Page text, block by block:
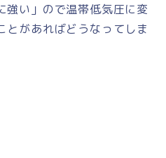
強い」ので温帯低気圧に変
があればどうなってしま